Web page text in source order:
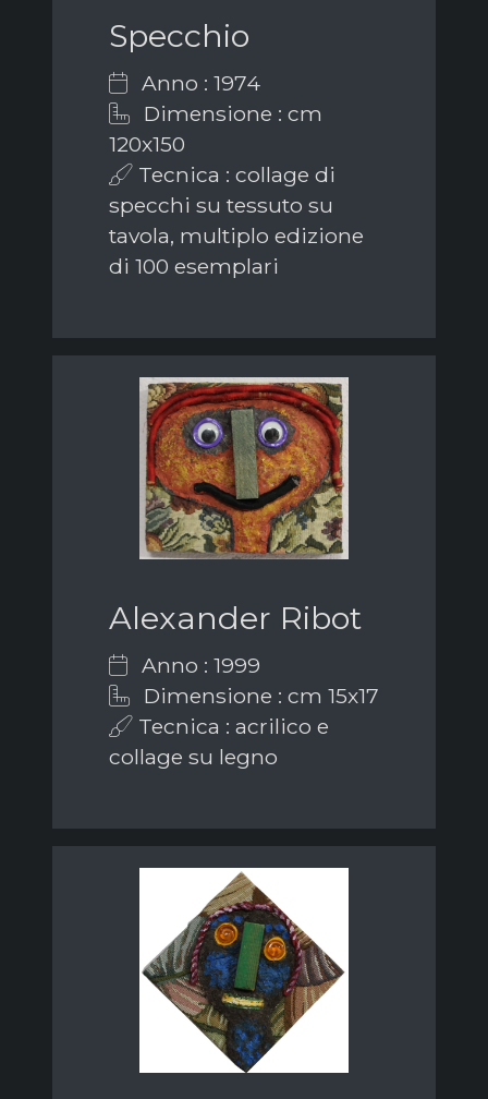
Specchio
Anno : 1974
Dimensione : cm
120x150
Tecnica : collage di
specchi su tessuto su
tavola, multiplo edizione
di 100 esemplari
Alexander Ribot
Anno : 1999
Dimensione : cm 15x17
Tecnica : acrilico e
collage su legno